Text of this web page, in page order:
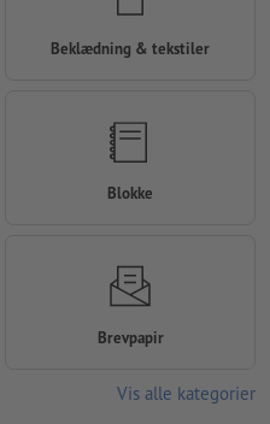
Beklædning & tekstiler
Blokke
Brevpapir
Vis alle kategorier